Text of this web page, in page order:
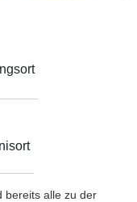
bereits alle zu der